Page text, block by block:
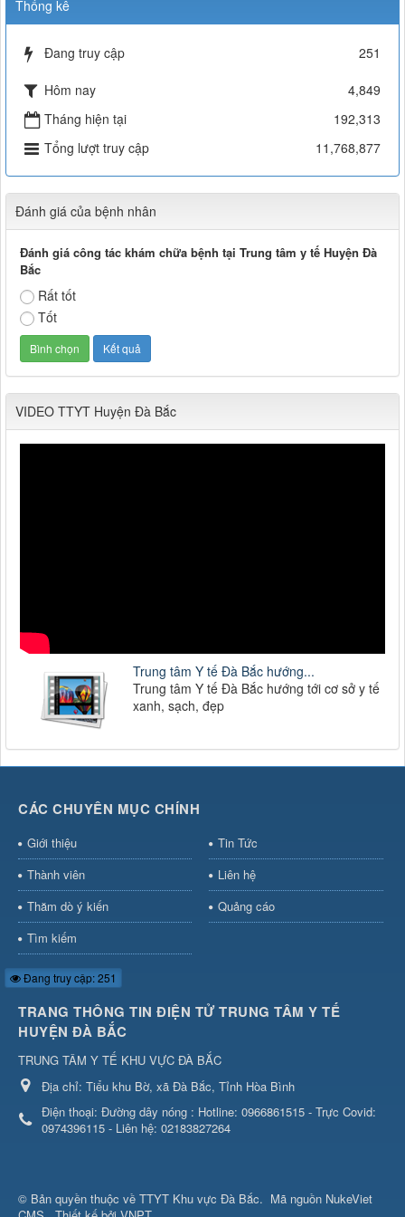
Thống kê
Đang truy cập 251
Hôm nay
4,849
Tháng hiện tại
192,313
Tổng lượt truy cập
11,768,877
Đánh giá của bệnh nhân
Đánh giá công tác khám chữa bệnh tại Trung tâm y tế Huyện Đà
Bắc
Rất tốt
Tốt
VIDEO TTYT Huyện Đà Bắc
Trung tâm Y tế Đà Bắc hướng...
Trung tâm Y tế Đà Bắc hướng tới cơ sở y tế
xanh, sạch, đẹp
CÁC CHUYÊN MỤC CHÍNH
Giới thiệu
Tin Tức
Thành viên
Liên hệ
Thăm dò ý kiến
Quảng cáo
Tìm kiếm
Đang truy cập: 251
TRANG THÔNG TIN ĐIỆN TỬ TRUNG TÂM Y TẾ
HUYỆN ĐÀ BẮC
TRUNG TÂM Y TẾ KHU VỰC ĐÀ BẮC
Địa chỉ: Tiểu khu Bờ, xã Đà Bắc, Tỉnh Hòa Bình
Điện thoại: Đường dây nóng : Hotline: 0966861515 - Trực Covid:
0974396115 - Liên hệ: 02183827264
© Bản quyền thuộc về TTYT Khu vực Đà Bắc. Mã nguồn NukeViet